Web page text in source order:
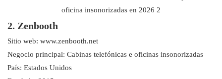
2. Zenbooth
Sitio web: www.zenbooth.net
Negocio principal: Cabinas telefónicas e oficinas insonorizadas
País: Estados Unidos